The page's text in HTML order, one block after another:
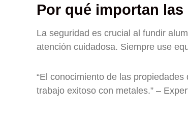
Por qué importan
La seguridad es crucial al fundir
atención cuidadosa. Siempre use
“El conocimiento de las
trabajo exitoso con metales.” –